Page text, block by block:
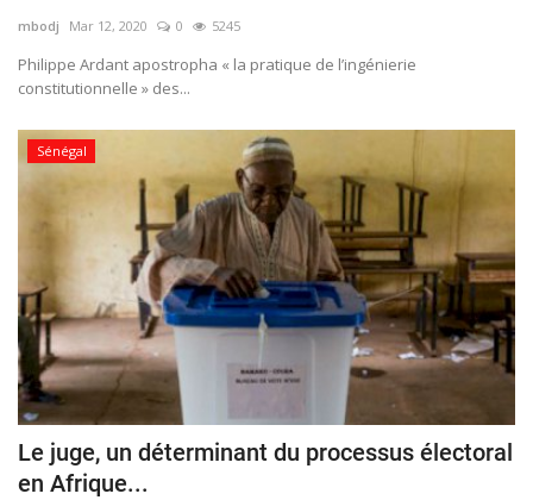
mbodj Mar 12, 2020 0 5245
Philippe Ardant apostropha « la pratique de l’ingénierie
constitutionnelle » des...
Sénégal
Le juge, un déterminant du processus électoral
en Afrique...